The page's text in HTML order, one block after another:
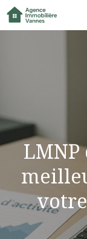
Aller
au
LMNP